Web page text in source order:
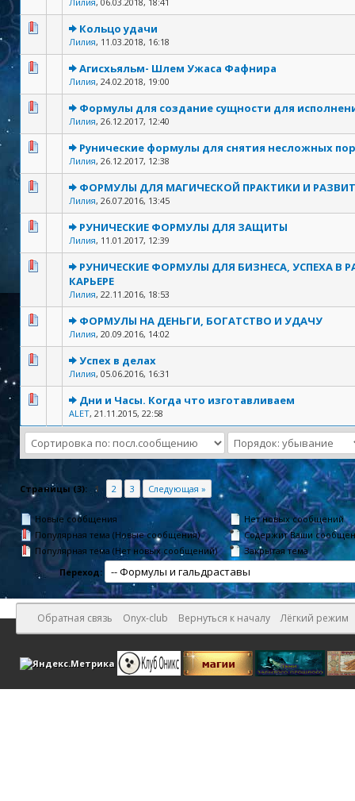
Кольцо удачи
Лилия, 11.03.2018, 16:18
Агисхьяльм- Шлем Ужаса Фафнира
Лилия, 24.02.2018, 19:00
Формулы для создание сущности для
Лилия, 26.12.2017, 12:40
Рунические формулы для снятия несложных
Лилия, 26.12.2017, 12:38
ФОРМУЛЫ ДЛЯ МАГИЧЕСКОЙ ПРАКТИКИ И
Лилия, 26.07.2016, 13:45
РУНИЧЕСКИЕ ФОРМУЛЫ ДЛЯ ЗАЩИТЫ
Лилия, 11.01.2017, 12:39
РУНИЧЕСКИЕ ФОРМУЛЫ ДЛЯ БИЗНЕСА, УСПЕХА В
КАРЬЕРЕ
Лилия, 22.11.2016, 18:53
ФОРМУЛЫ НА ДЕНЬГИ, БОГАТСТВО И УДАЧУ
Лилия, 20.09.2016, 14:02
Успех в делах
Лилия, 05.06.2016, 16:31
Дни и Часы. Когда что изготавливаем
ALET, 21.11.2015, 22:58
Страницы (3): 1 2 3 Следующая »
Новые сообщения
Популярная тема (Новые сообщения)
Популярная тема (Нет новых сообщений)
Нет новых сообщений
Содержит Ваши
Закрытая тема
Переход:
Обратная связь Onyx-club Вернуться к началу Лёгкий режим